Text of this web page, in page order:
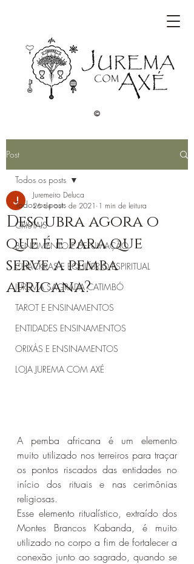
©
Post
Todos os posts
CRISTAIS
BENZIMENTO E DEFUMAÇÃO
CHACKRAS E EQUILÍBRIO ESPIRITUAL
JUREMA SAGRADA CATIMBÓ
TAROT E ENSINAMENTOS
ENTIDADES ENSINAMENTOS
ORIXÁS E ENSINAMENTOS
LOJA JUREMA COM AXÉ
Todos os posts
Descubra agora o
que é e para que
serve a pemba
africana?
Juremeiro Deluca
26 de out. de 2021 1 min de leitura
A pemba africana é um elemento
muito utilizado nos terreiros para traçar
os pontos riscados das entidades no
início dos rituais e nas cerimônias
religiosas.
Esse elemento ritualístico, extraído dos
Montes Brancos Kabanda, é muito
utilizado no corpo a fim de fortalecer a
conexão junto ao sagrado, quando se